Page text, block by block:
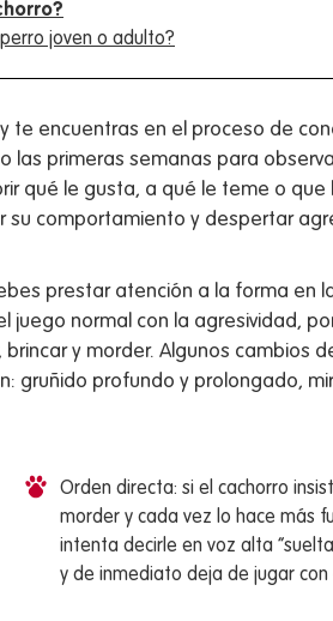
joven o adulto?
te encuentras en el proceso de
las primeras semanas para
qué le gusta, a qué le teme o que
comportamiento y despertar
prestar atención a la forma en
juego normal con la agresividad,
y morder. Algunos cambios
gruñido profundo y prolongado,
Orden directa: si el cachorro
morder y cada vez lo hace más
intenta decirle en voz alta
y de inmediato deja de jugar con